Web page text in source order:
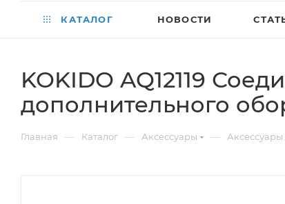
КАТАЛОГ НОВОСТИ
KOKIDO AQ12119
дополнительного
Главная — Каталог — Аксессуары —